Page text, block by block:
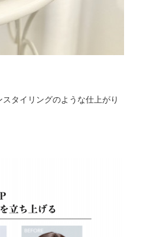
タイリングのような仕上がり